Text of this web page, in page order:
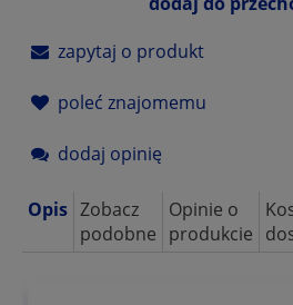
zapytaj o produkt
poleć znajomemu
dodaj opinię
Opis Zobacz
podobne
Opinie o
produkcie